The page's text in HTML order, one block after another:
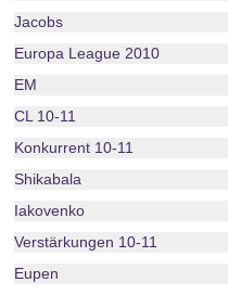
Jacobs
Europa League 2010
EM
CL 10-11
Konkurrent 10-11
Shikabala
Iakovenko
Verstärkungen 10-11
Eupen